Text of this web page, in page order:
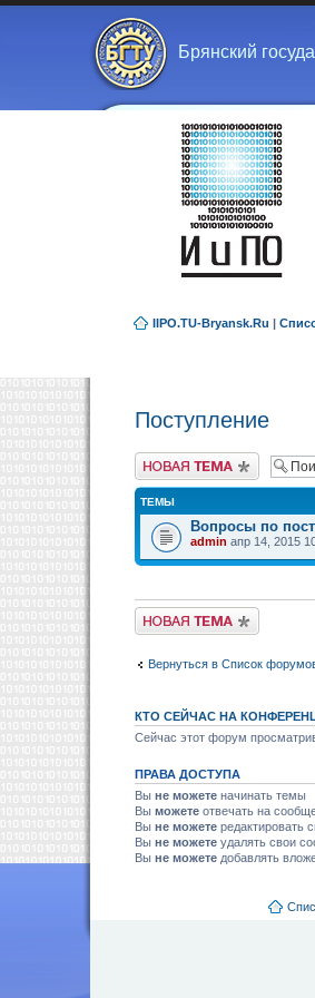
Брянский
IIPO.TU-Bryansk.Ru |
Поступление
Новая тема
ТЕМЫ
Вопросы по
admin апр 14, 2015
Новая тема
Вернуться в Список
КТО СЕЙЧАС НА
Сейчас этот форум
ПРАВА ДОСТУПА
Вы не можете начинать темы
Вы можете отвечать на
Вы не можете редактировать
Вы не можете удалять свои
Вы не можете добавлять